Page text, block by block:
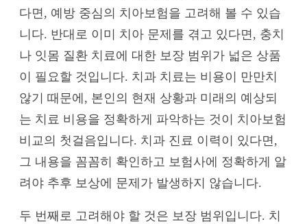
다면, 예방 중심의 치아보험을 고려해 볼 수 있습
니다. 반대로 이미 치아 문제를 겪고 있다면, 충치
나 잇몸 질환 치료에 대한 보장 범위가 넓은 상품
이 필요할 것입니다. 치과 치료는 비용이 만만치
않기 때문에, 본인의 현재 상황과 미래의 예상되
는 치료 비용을 정확하게 파악하는 것이 치아보험
비교의 첫걸음입니다. 치과 진료 이력이 있다면,
그 내용을 꼼꼼히 확인하고 보험사에 정확하게 알
려야 추후 보상에 문제가 발생하지 않습니다.
두 번째로 고려해야 할 것은 보장 범위입니다. 치